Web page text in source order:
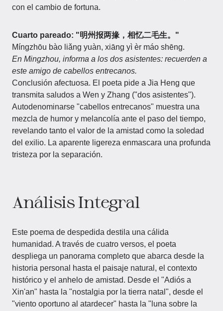
con el cambio de fortuna.
Cuarto pareado: "明州报两掾，相忆二毛生。"
Míngzhōu bào liǎng yuàn, xiāng yì èr máo shēng.
En Mingzhou, informa a los dos asistentes: recuerden a
este amigo de cabellos entrecanos.
Conclusión afectuosa. El poeta pide a Jia Heng que
transmita saludos a Wen y Zhang ("dos asistentes").
Autodenominarse "cabellos entrecanos" muestra una
mezcla de humor y melancolía ante el paso del tiempo,
revelando tanto el valor de la amistad como la soledad
del exilio. La aparente ligereza enmascara una profunda
tristeza por la separación.
Análisis Integral
Este poema de despedida destila una cálida
humanidad. A través de cuatro versos, el poeta
despliega un panorama completo que abarca desde la
historia personal hasta el paisaje natural, el contexto
histórico y el anhelo de amistad. Desde el "Adiós a
Xin'an" hasta la "nostalgia por la tierra natal", desde el
"viento oportuno al atardecer" hasta la "luna sobre la